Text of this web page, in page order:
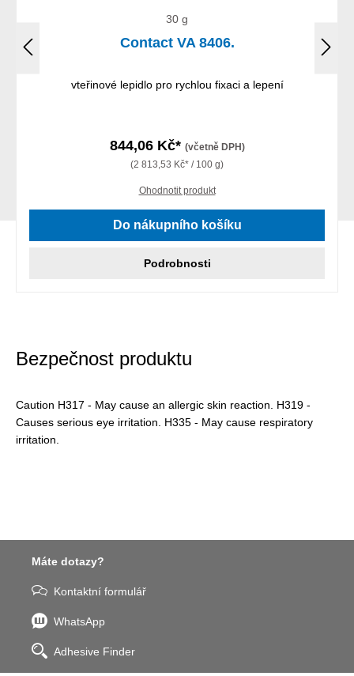
30 g
Contact VA 8406.
vteřinové lepidlo pro rychlou fixaci a lepení
844,06 Kč* (včetně DPH)
(2 813,53 Kč* / 100 g)
Ohodnotit produkt
Do nákupního košíku
Podrobnosti
Bezpečnost produktu
Caution H317 - May cause an allergic skin reaction. H319 -
Causes serious eye irritation. H335 - May cause respiratory
irritation.
Máte dotazy?
Kontaktní formulář
WhatsApp
Adhesive Finder